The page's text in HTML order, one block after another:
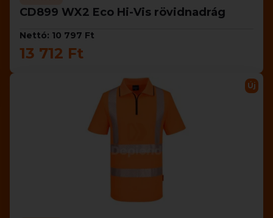
CD899 WX2 Eco Hi-Vis rövidnadrág
Nettó: 10 797 Ft
13 712 Ft
Új